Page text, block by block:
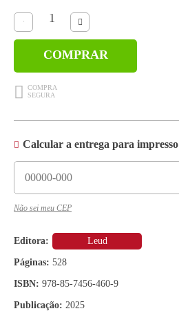
Editora: Leud
Páginas: 528
ISBN: 978-85-7456-460-9
Publicação: 2025
COMPRAR
Calcular a entrega para impresso
Não sei meu CEP